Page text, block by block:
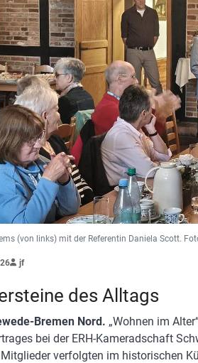
(von links) mit der Referentin Daniela Scott.
jf
des Alltags
Bremen Nord. „Wohnen im
bei der ERH-Kameradschaft
verfolgten im historischen